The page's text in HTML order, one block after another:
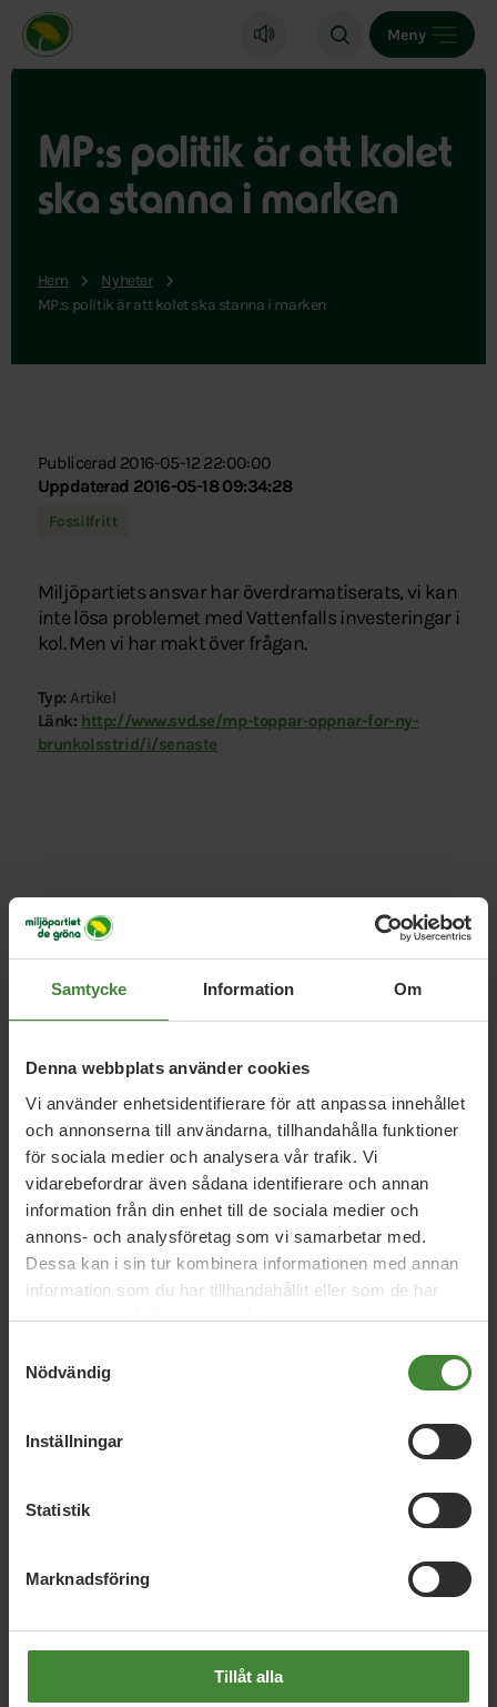
Samtycke Information Om
Denna webbplats använder cookies
Vi använder enhetsidentifierare för att anpassa innehållet
och annonserna till användarna, tillhandahålla funktioner
för sociala medier och analysera vår trafik. Vi
vidarebefordrar även sådana identifierare och annan
information från din enhet till de sociala medier och
annons- och analysföretag som vi samarbetar med.
Dessa kan i sin tur kombinera informationen med annan
information som du har tillhandahållit eller som de har
samlat in när du har använt deras tjänster.
Nödvändig
Inställningar
Statistik
Marknadsföring
Tillåt alla
Miljöpartiet de gröna, startsida
Meny
MP:s politik är att kolet
ska stanna i marken
Hem
Nyheter
MP:s politik är att kolet ska stanna i marken
Publicerad 2016-05-12 22:00:00
Uppdaterad 2016-05-18 09:34:28
Fossilfritt
Miljöpartiets ansvar har överdramatiserats, vi kan
inte lösa problemet med Vattenfalls investeringar i
kol. Men vi har makt över frågan.
Typ: Artikel
Länk: http://www.svd.se/mp-toppar-oppnar-for-ny-
brunkolsstrid/i/senaste
Relaterade nyheter
MP:s vårbudget: trygghet här och nu –
investeringar för ett starkare Sverige
31 mars 2026
MP: Gör Sverige oberoende av fossil olja
och gas
Fossilberoendet är ett säkerhetspolitiskt